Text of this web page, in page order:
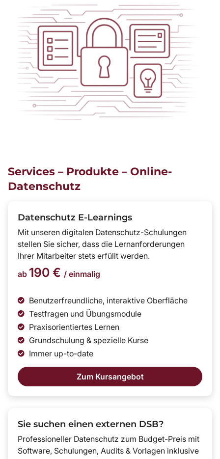
Services – Produkte – Online-
Datenschutz
Datenschutz E-Learnings
Mit unseren digitalen Datenschutz-Schulungen
stellen Sie sicher, dass die Lernanforderungen
Ihrer Mitarbeiter stets erfüllt werden.
ab 190 € / einmalig
Benutzerfreundliche, interaktive Oberfläche
Testfragen und Übungsmodule
Praxisorientiertes Lernen
Grundschulung & spezielle Kurse
Immer up-to-date
Zum Kursangebot
Sie suchen einen externen DSB?
Professioneller Datenschutz zum Budget-Preis mit
Software, Schulungen, Audits & Vorlagen inklusive